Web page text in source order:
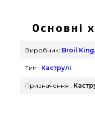
виробника Broil
ціною всего 1
магазину грилів
інтернет
нашим експертам
Основні
Виробник: Broil
Тип : Каструлі
Призначення :